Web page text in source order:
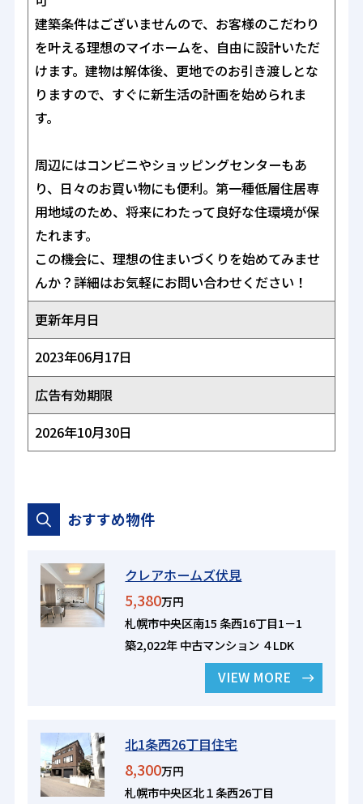
建築条件はございませんので、お客様のこだわり
を叶える理想のマイホームを、自由に設計いただ
けます。建物は解体後、更地でのお引き渡しとな
りますので、すぐに新生活の計画を始められま
す。
周辺にはコンビニやショッピングセンターもあ
り、日々のお買い物にも便利。第一種低層住居専
用地域のため、将来にわたって良好な住環境が保
たれます。
この機会に、理想の住まいづくりを始めてみませ
んか？詳細はお気軽にお問い合わせください！
更新年月日
2023年06月17日
広告有効期限
2026年10月30日
おすすめ物件
クレアホームズ伏見
5,380万円
札幌市中央区南15 条西16丁目1－1
築2,022年 中古マンション ４LDK
VIEW MORE
北1条西26丁目住宅
8,300万円
札幌市中央区北１条西26丁目